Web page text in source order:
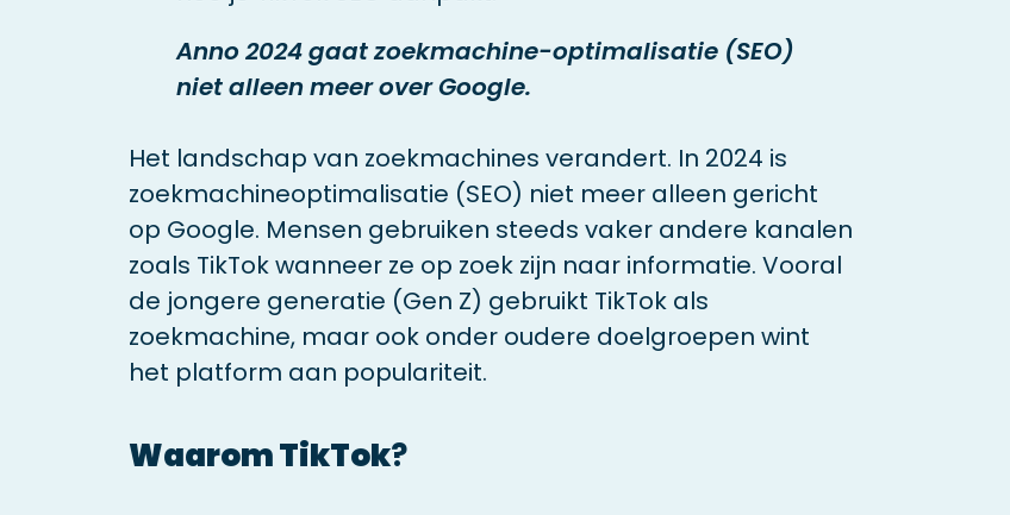
Anno 2024 gaat zoekmachine-optimalisatie (SEO)
niet alleen meer over Google.
Het landschap van zoekmachines verandert. In 2024 is
zoekmachineoptimalisatie (SEO) niet meer alleen gericht
op Google. Mensen gebruiken steeds vaker andere kanalen
zoals TikTok wanneer ze op zoek zijn naar informatie. Vooral
de jongere generatie (Gen Z) gebruikt TikTok als
zoekmachine, maar ook onder oudere doelgroepen wint
het platform aan populariteit.
Waarom TikTok?